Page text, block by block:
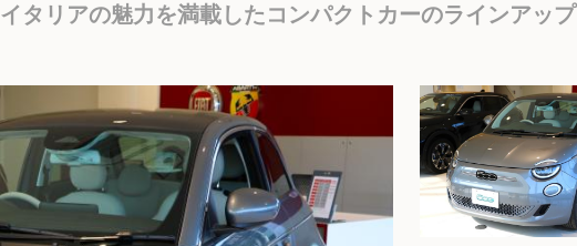
イタリアの魅力を満載したコンパクトカーのラインアップ